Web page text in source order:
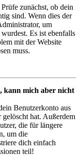
zunächst, ob dein
sind. Wenn dies der
um
Es ist ebenfalls
mit der Website
muss.
kann mich aber nicht
Benutzerkonto aus
hat. Außerdem
die für längere
um die
dich einfach
teil!